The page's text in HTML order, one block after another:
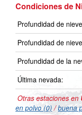
Condiciones de
Profundidad de
Profundidad de
Profundidad de la
Última nevada:
Otras estaciones en
en polvo (0) /buena